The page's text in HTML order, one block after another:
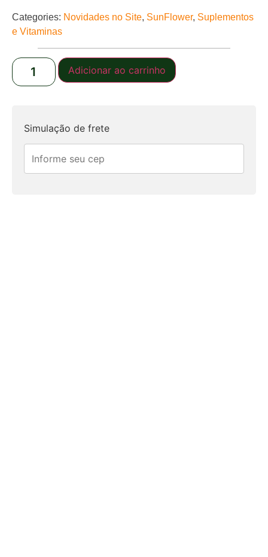
Categories: Novidades no Site, SunFlower, Suplementos
e Vitaminas
Adicionar ao carrinho
Simulação de frete